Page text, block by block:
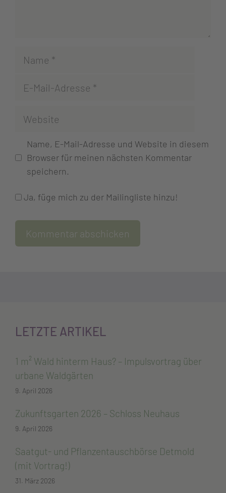
Name, E-Mail-Adresse und Website in diesem
Browser für meinen nächsten Kommentar
speichern.
Ja, füge mich zu der Mailingliste hinzu!
LETZTE ARTIKEL
1 m² Wald hinterm Haus? – Impulsvortrag über
urbane Waldgärten
9. April 2026
Zukunftsgarten 2026 – Schloss Neuhaus
9. April 2026
Saatgut- und Pflanzentauschbörse Detmold
(mit Vortrag!)
31. März 2026